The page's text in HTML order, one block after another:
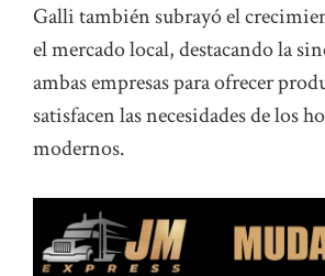
Galli también subrayó el
el mercado local, destacando la
ambas empresas para ofrecer
satisfacen las necesidades de los
modernos.